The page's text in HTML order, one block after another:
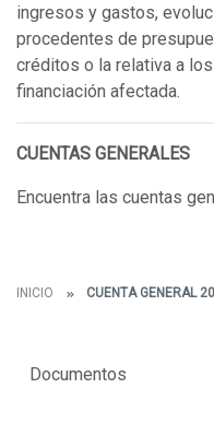
ingresos y gastos,
procedentes de
créditos o la relativa a
financiación afectada.
CUENTAS GENERALES
Encuentra las cuentas
INICIO CUENTA GENERAL
Documentos